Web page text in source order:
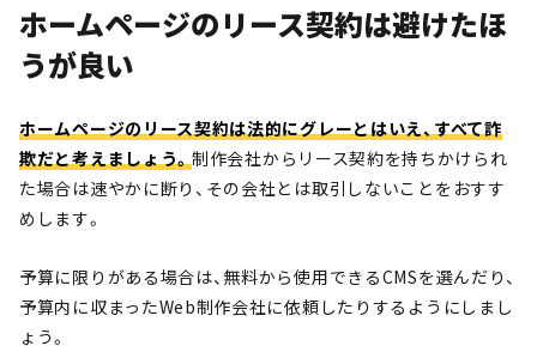
ホームページのリース契約は避けたほ
うが良い
ホームページのリース契約は法的にグレーとはいえ、すべて詐
欺だと考えましょう。 制作会社からリース契約を持ちかけられ
た場合は速やかに断り、その会社とは取引しないことをおすす
めします。
予算に限りがある場合は、無料から使用できるCMSを選んだり、
予算内に収まったWeb制作会社に依頼したりするようにしまし
ょう。